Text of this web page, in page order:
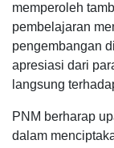
memperoleh
pembelajaran
pengembangan
apresiasi dari
langsung
PNM berharap
dalam